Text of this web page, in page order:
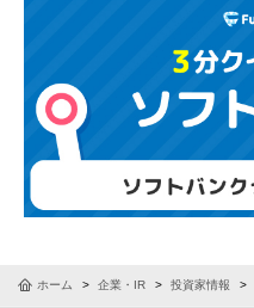
ホーム 企業・IR 投資家情報